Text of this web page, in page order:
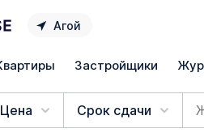
Агой
Застройщики
Цена Срок сдачи